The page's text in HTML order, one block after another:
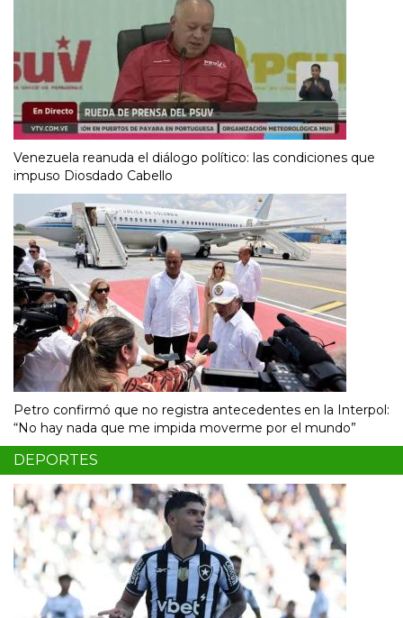
Venezuela reanuda el diálogo político: las condiciones que
impuso Diosdado Cabello
Petro confirmó que no registra antecedentes en la Interpol:
“No hay nada que me impida moverme por el mundo”
DEPORTES